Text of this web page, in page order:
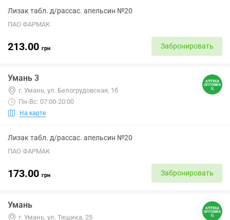
Лизак табл. д/рассас. апельсин №20
ПАО ФАРМАК
213.00 грн Забронировать
Умань 3
г. Умань, ул. Белогрудовская, 1б
Пн-Вс: 07:00-20:00
На карте
Лизак табл. д/рассас. апельсин №20
ПАО ФАРМАК
173.00 грн Забронировать
Умань
г. Умань, ул. Тищика, 25